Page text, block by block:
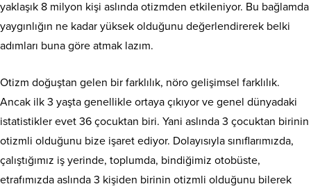
yaklaşık 8 milyon kişi aslında otizmden etkileniyor. Bu bağlamda
yaygınlığın ne kadar yüksek olduğunu değerlendirerek belki
adımları buna göre atmak lazım.
Otizm doğuştan gelen bir farklılık, nöro gelişimsel farklılık.
Ancak ilk 3 yaşta genellikle ortaya çıkıyor ve genel dünyadaki
istatistikler evet 36 çocuktan biri. Yani aslında 3 çocuktan birinin
otizmli olduğunu bize işaret ediyor. Dolayısıyla sınıflarımızda,
çalıştığımız iş yerinde, toplumda, bindiğimiz otobüste,
etrafımızda aslında 3 kişiden birinin otizmli olduğunu bilerek